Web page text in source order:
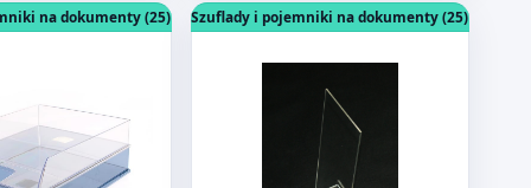
AP094
SZUFLADA ESSELTE PRZEŹROCZ.ECO 624355
na dokumenty (25) Otwórz produkt: STOJAK NA ULOTKI
Szuflady i pojemniki na dokumenty (25)